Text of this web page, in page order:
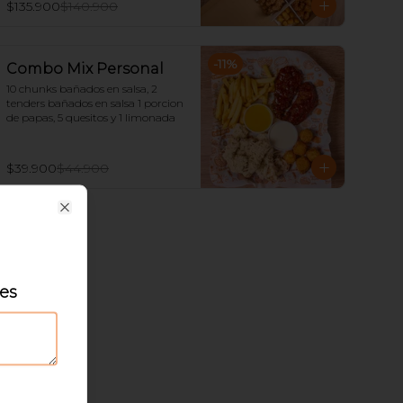
$135.900$140.900
-11%
Combo Mix Personal
10 chunks bañados en salsa, 2
tenders bañados en salsa 1 porcion
de papas, 5 quesitos y 1 limonada
$39.900$44.900